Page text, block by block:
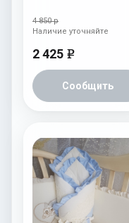
4 850 р
2 425 e
Сообщить
Наличие уточняйте